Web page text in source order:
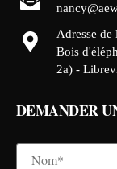
Adresse de
Bois
2a) -
DEMANDER